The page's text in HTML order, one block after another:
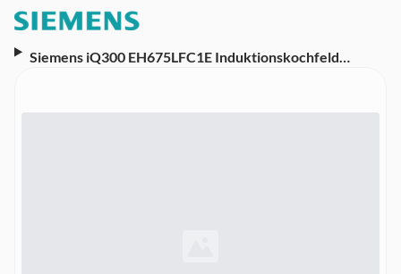
Siemens iQ300 EH675LFC1E Induktionskochfeld